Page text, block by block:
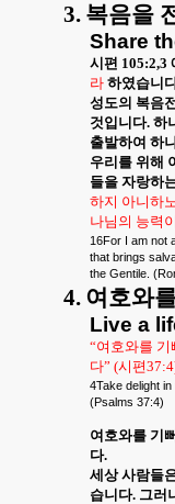
3. 복음을
Share
시편 105:2,3
라 하였습니
성도의 복음
것입니다. 하
출발하여 하
우리를 위해
들을 자랑하
하지 아니하
나님의 능력
16For I am not
that brings
the Gentile.
4. 여호와
Live a
“여호와를
다” (시편
4Take delight
(Psalms 37:4)
여호와를 기
다.
세상 사람들
습니다. 그러